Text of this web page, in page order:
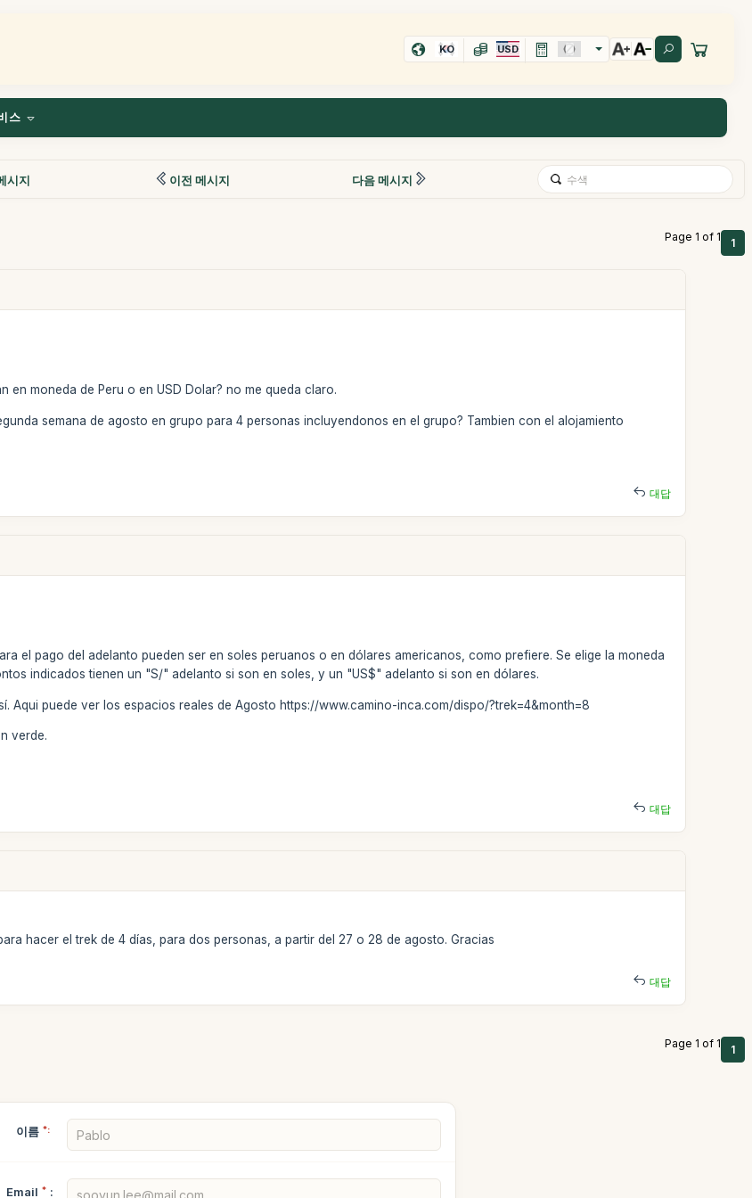
KO USD
스
시지 이전 메시지 다음 메시지
Page 1 of 1 1
en moneda de Peru o en USD Dolar? no me queda claro.
semana de agosto en grupo para 4 personas incluyendonos en el grupo? Tambien con el alojamiento
대답
el pago del adelanto pueden ser en soles peruanos o en dólares americanos, como prefiere. Se elige la moneda
indicados tienen un "S/" adelanto si son en soles, y un "US$" adelanto si son en dólares.
Aqui puede ver los espacios reales de Agosto https://www.camino-inca.com/dispo/?trek=4&month=8
verde.
대답
hacer el trek de 4 días, para dos personas, a partir del 27 o 28 de agosto. Gracias
대답
Page 1 of 1 1
이름 *:
Email * :